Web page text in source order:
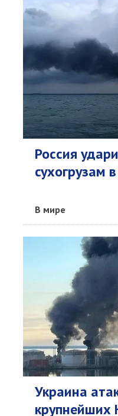
Россия
сухогрузам
В мире
Украина
крупнейших